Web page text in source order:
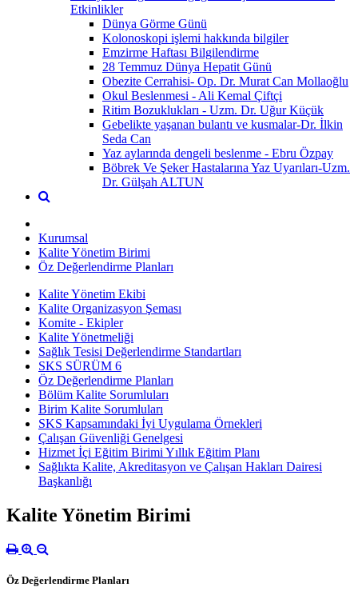
Etkinlikler
Dünya Görme Günü
Kolonoskopi işlemi hakkında bilgiler
Emzirme Haftası Bilgilendirme
28 Temmuz Dünya Hepatit Günü
Obezite Cerrahisi- Op. Dr. Murat Can Mollaoğlu
Okul Beslenmesi - Ali Kemal Çiftçi
Ritim Bozuklukları - Uzm. Dr. Uğur Küçük
Gebelikte yaşanan bulantı ve kusmalar-Dr. İlkin
Seda Can
Yaz aylarında dengeli beslenme - Ebru Özpay
Böbrek Ve Şeker Hastalarına Yaz Uyarıları-Uzm.
Dr. Gülşah ALTUN
Kurumsal
Kalite Yönetim Birimi
Öz Değerlendirme Planları
Kalite Yönetim Ekibi
Kalite Organizasyon Şeması
Komite - Ekipler
Kalite Yönetmeliği
Sağlık Tesisi Değerlendirme Standartları
SKS SÜRÜM 6
Öz Değerlendirme Planları
Bölüm Kalite Sorumluları
Birim Kalite Sorumluları
SKS Kapsamındaki İyi Uygulama Örnekleri
Çalışan Güvenliği Genelgesi
Hizmet İçi Eğitim Birimi Yıllık Eğitim Planı
Sağlıkta Kalite, Akreditasyon ve Çalışan Hakları Dairesi
Başkanlığı
Kalite Yönetim Birimi
Öz Değerlendirme Planları